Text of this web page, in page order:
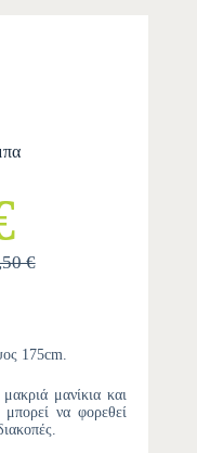
€
175cm.
μανίκια και
να φορεθεί